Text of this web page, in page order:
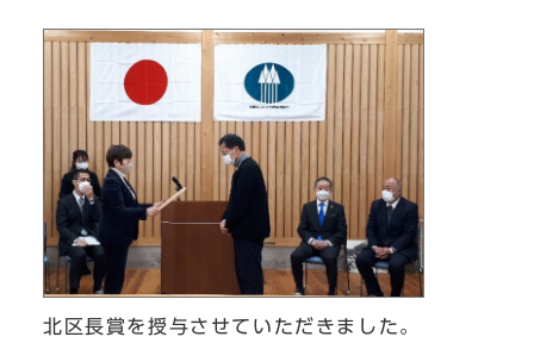
北区長賞を授与させていただきました。